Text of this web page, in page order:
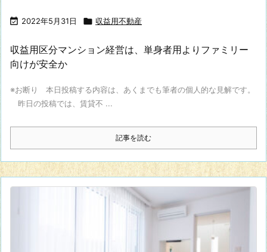
 2022年5月31日  収益用不動産
収益用区分マンション経営は、単身者用よりファミリー
向けが安全か
※お断り 本日投稿する内容は、あくまでも筆者の個人的な見解です。
昨日の投稿では、賃貸不 ...
記事を読む